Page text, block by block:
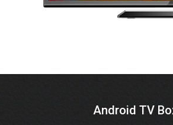
Android TV